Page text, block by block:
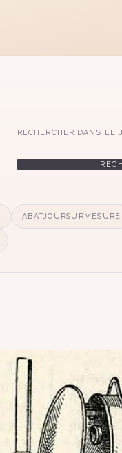
RECHERCHER DANS LE
ABATJOURSURMESURE